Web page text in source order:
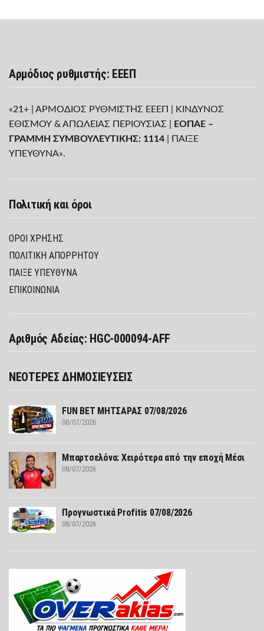
Αρμόδιος ρυθμιστής: ΕΕΕΠ
«21+ | ΑΡΜΟΔΙΟΣ ΡΥΘΜΙΣΤΗΣ ΕΕΕΠ | ΚΙΝΔΥΝΟΣ
ΕΘΙΣΜΟΥ & ΑΠΩΛΕΙΑΣ ΠΕΡΙΟΥΣΙΑΣ |
ΕΟΠΑΕ –
ΓΡΑΜΜΗ ΣΥΜΒΟΥΛΕΥΤΙΚΗΣ: 1114 | ΠΑΙΞΕ
ΥΠΕΥΘΥΝΑ».
Πολιτική και όροι
ΌΡΟΙ ΧΡΉΣΗΣ
ΠΟΛΙΤΙΚΉ ΑΠΟΡΡΉΤΟΥ
ΠΑΊΞΕ ΥΠΕΎΘΥΝΑ
ΕΠΙΚΟΙΝΩΝΙΑ
Αριθμός Αδείας: HGC-000094-AFF
ΝΕΟΤΕΡΕΣ ΔΗΜΟΣΙΕΥΣΕΙΣ
FUN ΒΕΤ ΜΗΤΣΑΡΑΣ 07/08/2026
08/07/2026
Μπαρτσελόνα: Χειρότερα από την εποχή Μέσι
08/07/2026
Προγνωστικά Profitis 07/08/2026
08/07/2026